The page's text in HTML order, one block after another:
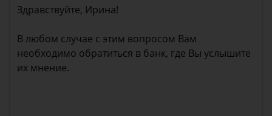
Здравствуйте, Ирина!
В любом случае с этим вопросом Вам
необходимо обратиться в банк, где Вы услышите
их мнение.